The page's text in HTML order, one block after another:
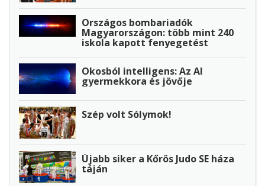
Országos bombariadók
Magyarországon: több mint 240
iskola kapott fenyegetést
Okosból intelligens: Az AI
gyermekkora és jövője
Szép volt Sólymok!
Újabb siker a Kőrös Judo SE háza
táján